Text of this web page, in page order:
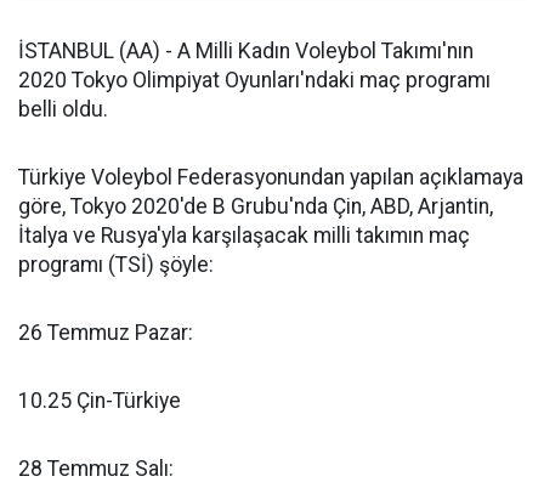
İSTANBUL (AA) - A Milli Kadın Voleybol Takımı'nın
2020 Tokyo Olimpiyat Oyunları'ndaki maç programı
belli oldu.
Türkiye Voleybol Federasyonundan yapılan açıklamaya
göre, Tokyo 2020'de B Grubu'nda Çin, ABD, Arjantin,
İtalya ve Rusya'yla karşılaşacak milli takımın maç
programı (TSİ) şöyle:
26 Temmuz Pazar:
10.25 Çin-Türkiye
28 Temmuz Salı: